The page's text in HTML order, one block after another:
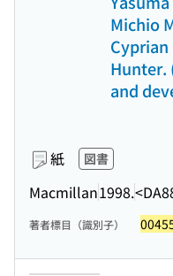
Michio
Hunter.
and
紙 図書
Macmillan1998.
著者標目（識別子）